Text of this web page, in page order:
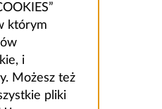
którym
i
Możesz też
pliki